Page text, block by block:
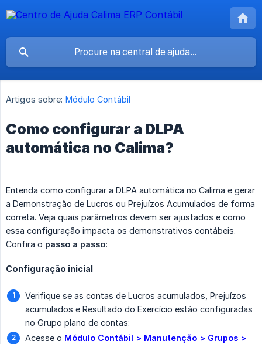
Artigos sobre: Módulo Contábil
Como configurar a DLPA
automática no Calima?
Entenda como configurar a DLPA automática no Calima e gerar
a Demonstração de Lucros ou Prejuízos Acumulados de forma
correta. Veja quais parâmetros devem ser ajustados e como
essa configuração impacta os demonstrativos contábeis.
Confira o passo a passo:
Configuração inicial
Verifique se as contas de Lucros acumulados, Prejuízos
acumulados e Resultado do Exercício estão configuradas
no Grupo plano de contas:
Acesse o Módulo Contábil > Manutenção > Grupos >